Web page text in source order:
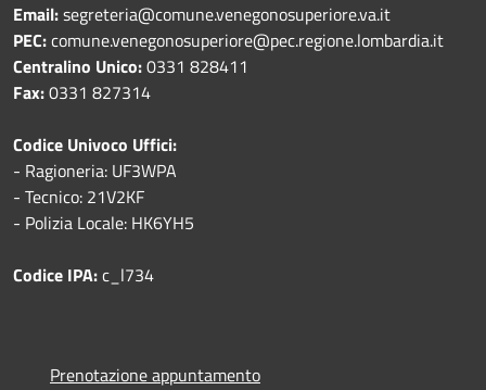
Email:segreteria@comune.venegonosuperiore.va.it
PEC:comune.venegonosuperiore@pec.regione.lombardia.it
Centralino Unico:0331 828411
Fax:0331 827314
Codice Univoco Uffici:
- Ragioneria: UF3WPA
- Tecnico: 21V2KF
- Polizia Locale: HK6YH5
Codice IPA:c_l734
Prenotazione appuntamento